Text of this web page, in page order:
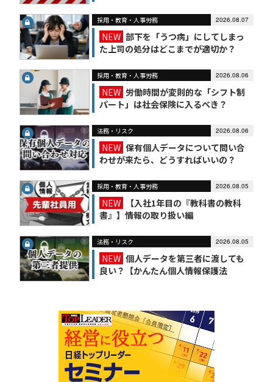
採用・教育・人事労務 2026.08.07
NEW 部下を「うつ病」にしてしまっ
た上司の処分はどこまでが適切か？
採用・教育・人事労務 2026.08.06
NEW 労働時間が変則的な「シフト制
パート」は社会保険に入るべき？
法務・リスク 2026.08.06
NEW 保有個人データについて問い合
わせが来たら、どうすればいいの？
【かんたん個人情報保護法（7）】
採用・教育・人事労務 2026.08.05
NEW
【入社1年目の『教科書の教科
書』】情報の取り扱い編
法務・リスク 2026.08.05
NEW 個人データを第三者に渡しても
良い？【かんたん個人情報保護法